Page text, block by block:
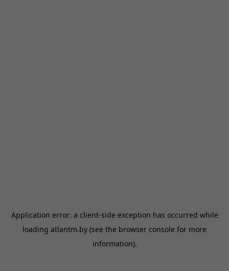
Application error: a client-side exception has occurred while
loading atlantm.by (see the browser console for more
information).